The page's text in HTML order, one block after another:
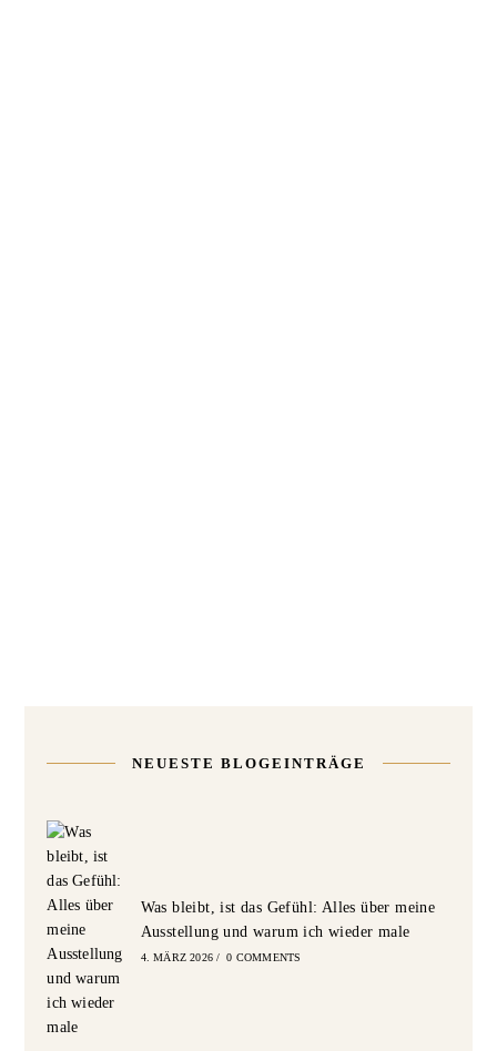
NEUESTE BLOGEINTRÄGE
Was bleibt, ist das Gefühl: Alles über meine
Ausstellung und warum ich wieder male
4. MÄRZ 2026 / 0 COMMENTS